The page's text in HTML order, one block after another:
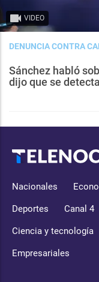
VIDEO
DENUNCIA CONTRA
Sánchez habló
dijo que se
Nacionales
Deportes Canal 4
Ciencia y tecnología
Empresariales